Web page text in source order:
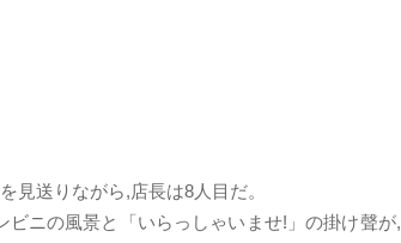
見送りながら,店長は8人目だ。
ニの風景と「いらっしゃいませ!」の掛け聲